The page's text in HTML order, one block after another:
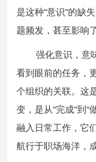
是这种“意识”的缺
题频发，甚至影响
强化意识，意
看到眼前的任务，
个组织的关联。这
变，是从“完成”到
融入日常工作，它
航行于职场海洋，